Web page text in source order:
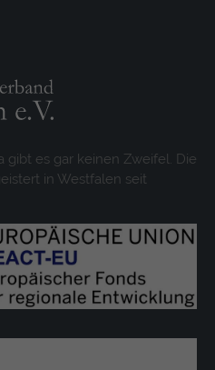
gibt es gar keinen Zweifel. Die
in Westfalen seit